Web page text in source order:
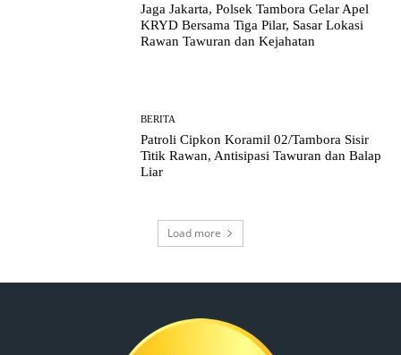
Jaga Jakarta, Polsek Tambora Gelar Apel
KRYD Bersama Tiga Pilar, Sasar Lokasi
Rawan Tawuran dan Kejahatan
BERITA
Patroli Cipkon Koramil 02/Tambora Sisir
Titik Rawan, Antisipasi Tawuran dan Balap
Liar
Load more